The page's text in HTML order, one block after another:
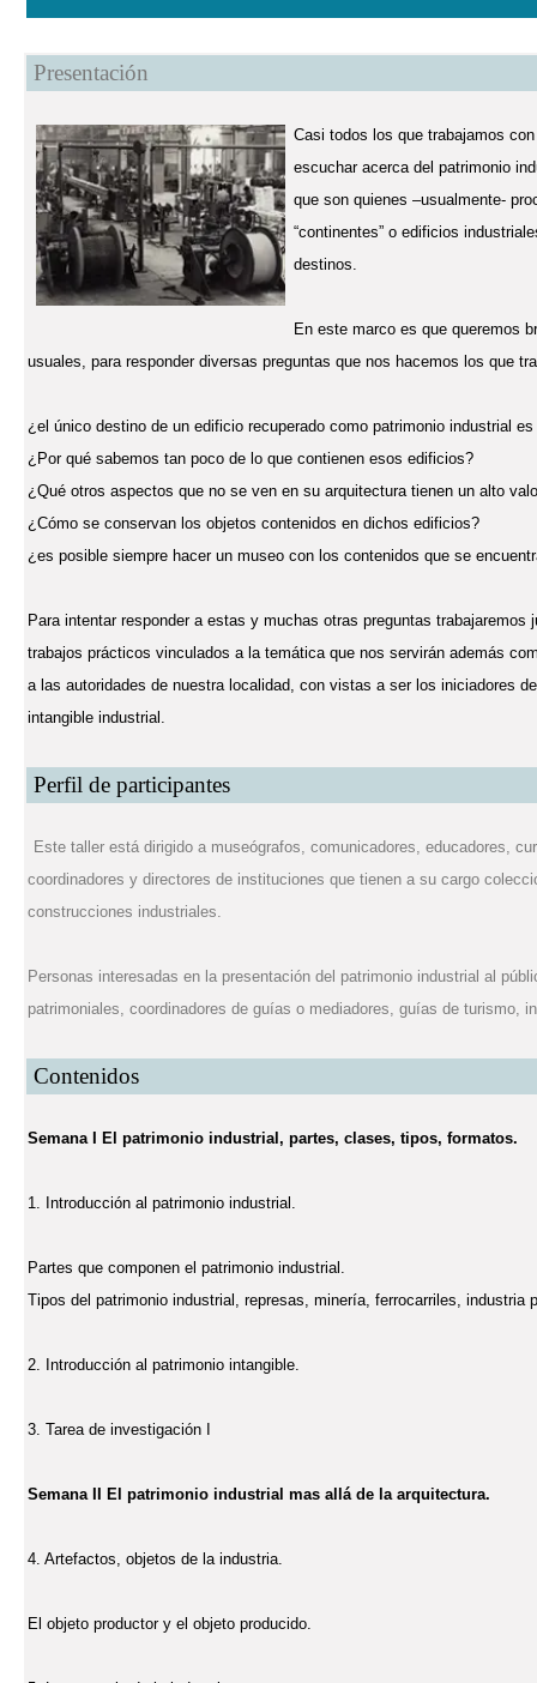
Presentación
Casi todos los que trabajamos
escuchar acerca del patrimonio
que son quienes –usualmente-
“continentes” o edificios
destinos.
En este marco es que queremos
usuales, para responder diversas preguntas que nos hacemos los que
¿el único destino de un edificio recuperado como patrimonio industrial
¿Por qué sabemos tan poco de lo que contienen esos edificios?
¿Qué otros aspectos que no se ven en su arquitectura tienen un alto
¿Cómo se conservan los objetos contenidos en dichos edificios?
¿es posible siempre hacer un museo con los contenidos que se
Para intentar responder a estas y muchas otras preguntas
trabajos prácticos vinculados a la temática que nos servirán además
a las autoridades de nuestra localidad, con vistas a ser los iniciadores
intangible industrial.
Perfil de participantes
Este taller está dirigido a museógrafos, comunicadores, educadores,
coordinadores y directores de instituciones que tienen a su cargo
construcciones industriales.
Personas interesadas en la presentación del patrimonio industrial al
patrimoniales, coordinadores de guías o mediadores, guías de turismo,
Contenidos
Semana I El patrimonio industrial, partes, clases, tipos, formatos.
1. Introducción al patrimonio industrial.
Partes que componen el patrimonio industrial.
Tipos del patrimonio industrial, represas, minería, ferrocarriles, industria
2. Introducción al patrimonio intangible.
3. Tarea de investigación I
Semana II El patrimonio industrial mas allá de la arquitectura.
4. Artefactos, objetos de la industria.
El objeto productor y el objeto producido.